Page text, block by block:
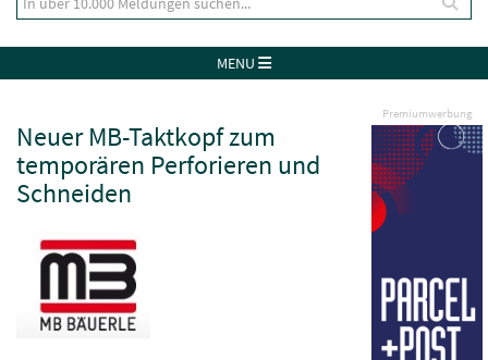
MENU
Premiumwerbung
Neuer MB-Taktkopf zum
temporären Perforieren und
Schneiden